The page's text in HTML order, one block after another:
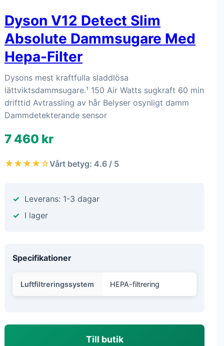
Dyson V12 Detect Slim
Absolute Dammsugare Med
Hepa-Filter
Dysons mest kraftfulla sladdlösa
lättviktsdammsugare.¹ 150 Air Watts sugkraft 60 min
drifttid Avtrassling av hår Belyser osynligt damm
Dammdetekterande sensor
7 460 kr
★★★★☆Vårt betyg: 4.6 / 5
Leverans: 1-3 dagar
I lager
Specifikationer
Luftfiltreringssystem HEPA-filtrering
Till butik